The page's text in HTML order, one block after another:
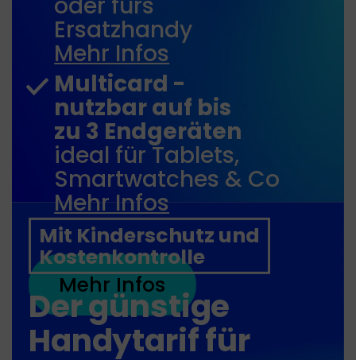
Ersatzhandy
Mehr Infos
Multicard -
nutzbar auf bis
zu 3 Endgeräten
ideal für Tablets,
Smartwatches & Co
Mehr Infos
Mehr Infos
Mit Kinderschutz und
Kostenkontrolle
Der günstige
Handytarif für